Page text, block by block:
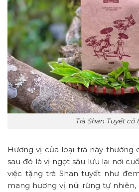
Trà Shan Tuyết cổ
Hương vị của loại trà này thường
sau đó là vị ngọt sâu lưu lại nơi
việc tặng trà Shan tuyết như
mang hương vị núi rừng tự nhiên,